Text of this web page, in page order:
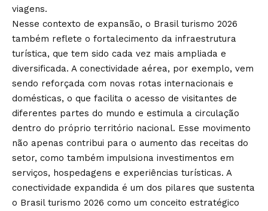
viagens.
Nesse contexto de expansão, o Brasil turismo 2026
também reflete o fortalecimento da infraestrutura
turística, que tem sido cada vez mais ampliada e
diversificada. A conectividade aérea, por exemplo, vem
sendo reforçada com novas rotas internacionais e
domésticas, o que facilita o acesso de visitantes de
diferentes partes do mundo e estimula a circulação
dentro do próprio território nacional. Esse movimento
não apenas contribui para o aumento das receitas do
setor, como também impulsiona investimentos em
serviços, hospedagens e experiências turísticas. A
conectividade expandida é um dos pilares que sustenta
o Brasil turismo 2026 como um conceito estratégico